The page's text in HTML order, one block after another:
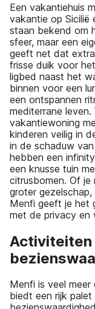
Een vakantiehuis
vakantie op Sicilië
staan bekend om
sfeer, maar een
geeft net dat extra
frisse duik voor
ligbed naast het
binnen voor een
een ontspannen
mediterrane
vakantiewoning
kinderen veilig in
in de schaduw
hebben een
een knusse tuin
citrusbomen. Of je
groter
Menfi geeft je het
met de privacy en
Activiteiten
Menfi is veel
biedt een rijk